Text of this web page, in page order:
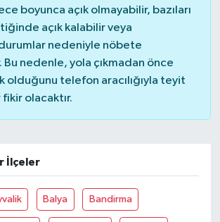
boyunca açık olmayabilir, bazıları
açık kalabilir veya
nedeniyle nöbete
nedenle, yola çıkmadan önce
olduğunu telefon aracılığıyla teyit
olacaktır.
İlçeler
Balya Bandirma